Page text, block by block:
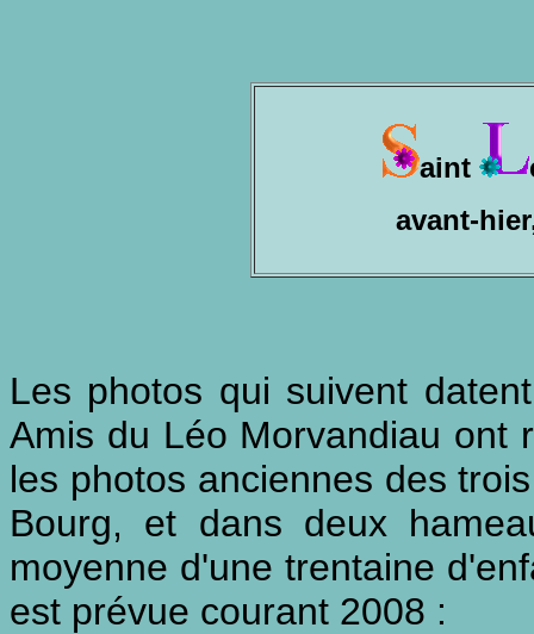
aint
avant-
Les photos qui suivent
Amis du Léo Morvandiau ont
les photos anciennes des
Bourg, et dans deux
moyenne d'une trentaine
est prévue courant 2008 :